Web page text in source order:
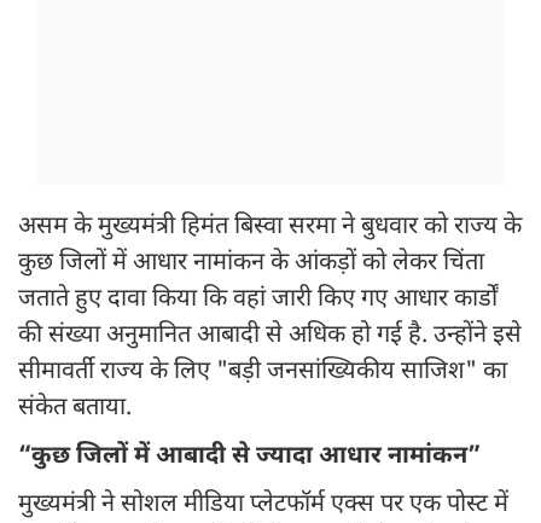
असम के मुख्यमंत्री हिमंत बिस्वा सरमा ने बुधवार को राज्य के
कुछ जिलों में आधार नामांकन के आंकड़ों को लेकर चिंता
जताते हुए दावा किया कि वहां जारी किए गए आधार कार्डों
की संख्या अनुमानित आबादी से अधिक हो गई है. उन्होंने इसे
सीमावर्ती राज्य के लिए "बड़ी जनसांख्यिकीय साजिश" का
संकेत बताया.
“कुछ जिलों में आबादी से ज्यादा आधार नामांकन”
मुख्यमंत्री ने सोशल मीडिया प्लेटफॉर्म एक्स पर एक पोस्ट में